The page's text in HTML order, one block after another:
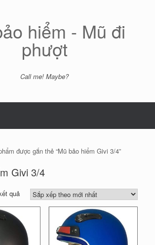
hiểm - Mũ đi
phượt
Call me! Maybe?
được gắn thẻ “Mũ bảo hiểm Givi 3/4”
Givi 3/4
quảĐã
theo
mới
nhất